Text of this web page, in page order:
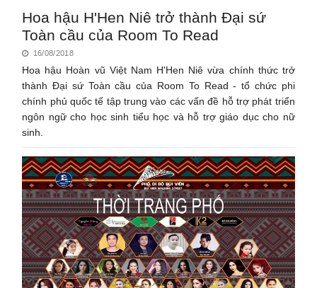
Hoa hậu H'Hen Niê trở thành Đại sứ
Toàn cầu của Room To Read
16/08/2018
Hoa hậu Hoàn vũ Việt Nam H'Hen Niê vừa chính thức trở
thành Đại sứ Toàn cầu của Room To Read - tổ chức phi
chính phủ quốc tế tập trung vào các vấn đề hỗ trợ phát triển
ngôn ngữ cho học sinh tiểu học và hỗ trợ giáo dục cho nữ
sinh.